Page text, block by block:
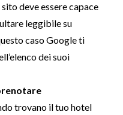
deve essere capace
leggibile su
caso Google ti
dei suoi
trovano il tuo hotel